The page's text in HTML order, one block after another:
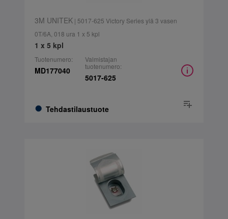
3M UNITEK| 5017-625 Victory Series ylä 3 vasen
0T/6A, 018 ura 1 x 5 kpl
1 x 5 kpl
Tuotenumero:
MD177040
Tehdastilaustuote
Valmistajan
tuotenumero:
5017-625